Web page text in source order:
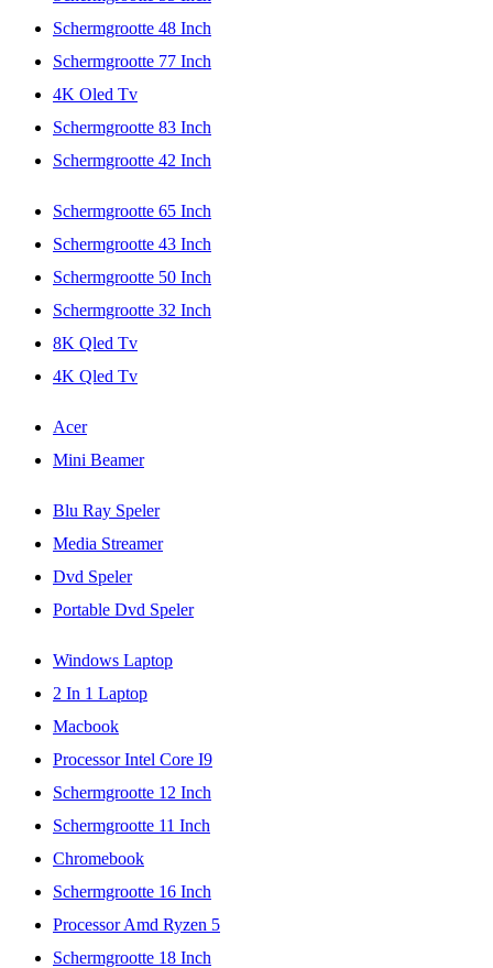
Schermgrootte 48 Inch
Schermgrootte 77 Inch
4K Oled Tv
Schermgrootte 83 Inch
Schermgrootte 42 Inch
Schermgrootte 65 Inch
Schermgrootte 43 Inch
Schermgrootte 50 Inch
Schermgrootte 32 Inch
8K Qled Tv
4K Qled Tv
Acer
Mini Beamer
Blu Ray Speler
Media Streamer
Dvd Speler
Portable Dvd Speler
Windows Laptop
2 In 1 Laptop
Macbook
Processor Intel Core I9
Schermgrootte 12 Inch
Schermgrootte 11 Inch
Chromebook
Schermgrootte 16 Inch
Processor Amd Ryzen 5
Schermgrootte 18 Inch